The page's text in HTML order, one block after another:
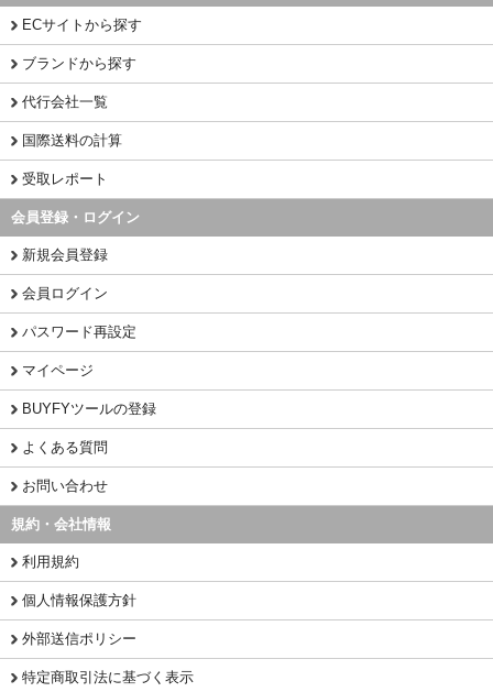
ECサイトから探す
ブランドから探す
代行会社一覧
国際送料の計算
受取レポート
会員登録・ログイン
新規会員登録
会員ログイン
パスワード再設定
マイページ
BUYFYツールの登録
よくある質問
お問い合わせ
規約・会社情報
利用規約
個人情報保護方針
外部送信ポリシー
特定商取引法に基づく表示